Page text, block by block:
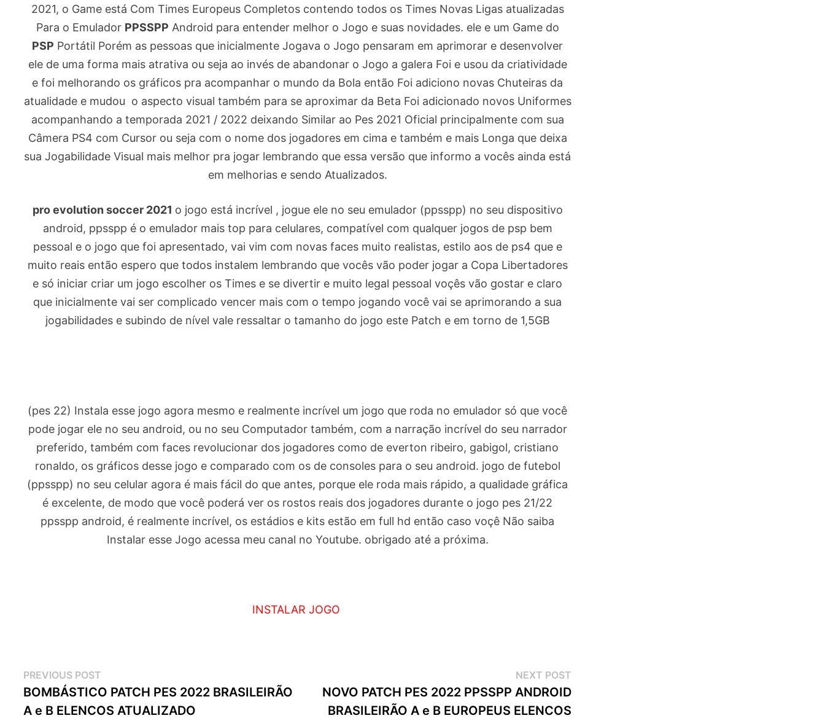
2021, o Game está Com Times Europeus Completos contendo todos os Times Novas Ligas atualizadas
Para o Emulador PPSSPP Android para entender melhor o Jogo e suas novidades. ele e um Game do
PSP Portátil Porém as pessoas que inicialmente Jogava o Jogo pensaram em aprimorar e desenvolver
ele de uma forma mais atrativa ou seja ao invés de abandonar o Jogo a galera Foi e usou da criatividade
e foi melhorando os gráficos pra acompanhar o mundo da Bola então Foi adiciono novas Chuteiras da
atualidade e mudou o aspecto visual também para se aproximar da Beta Foi adicionado novos Uniformes
acompanhando a temporada 2021 / 2022 deixando Similar ao Pes 2021 Oficial principalmente com sua
Câmera PS4 com Cursor ou seja com o nome dos jogadores em cima e também e mais Longa que deixa
sua Jogabilidade Visual mais melhor pra jogar lembrando que essa versão que informo a vocês ainda está
em melhorias e sendo Atualizados.
pro evolution soccer 2021 o jogo está incrível , jogue ele no seu emulador (ppsspp) no seu dispositivo
android, ppsspp é o emulador mais top para celulares, compatível com qualquer jogos de psp bem
pessoal e o jogo que foi apresentado, vai vim com novas faces muito realistas, estilo aos de ps4 que e
muito reais então espero que todos instalem lembrando que vocês vão poder jogar a Copa Libertadores
e só iniciar criar um jogo escolher os Times e se divertir e muito legal pessoal voçês vão gostar e claro
que inicialmente vai ser complicado vencer mais com o tempo jogando você vai se aprimorando a sua
jogabilidades e subindo de nível vale ressaltar o tamanho do jogo este Patch e em torno de 1,5GB
(pes 22) Instala esse jogo agora mesmo e realmente incrível um jogo que roda no emulador só que você
pode jogar ele no seu android, ou no seu Computador também, com a narração incrível do seu narrador
preferido, também com faces revolucionar dos jogadores como de everton ribeiro, gabigol, cristiano
ronaldo, os gráficos desse jogo e comparado com os de consoles para o seu android. jogo de futebol
(ppsspp) no seu celular agora é mais fácil do que antes, porque ele roda mais rápido, a qualidade gráfica
é excelente, de modo que você poderá ver os rostos reais dos jogadores durante o jogo pes 21/22
ppsspp android, é realmente incrível, os estádios e kits estão em full hd então caso voçê Não saiba
Instalar esse Jogo acessa meu canal no Youtube. obrigado até a próxima.
INSTALAR JOGO
Navegação
de
PREVIOUS POST
post:
BOMBÁSTICO PATCH PES 2022 BRASILEIRÃO
A e B ELENCOS ATUALIZADO
NEXT POSTNext
post:
NOVO PATCH PES 2022 PPSSPP ANDROID
BRASILEIRÃO A e B EUROPEUS ELENCOS